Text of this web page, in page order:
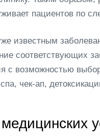
пациентов по
известным
соответствующих
возможностью
чек-ап,